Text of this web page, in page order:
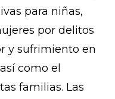
para niñas,
por delitos
y sufrimiento en
como el
familias. Las